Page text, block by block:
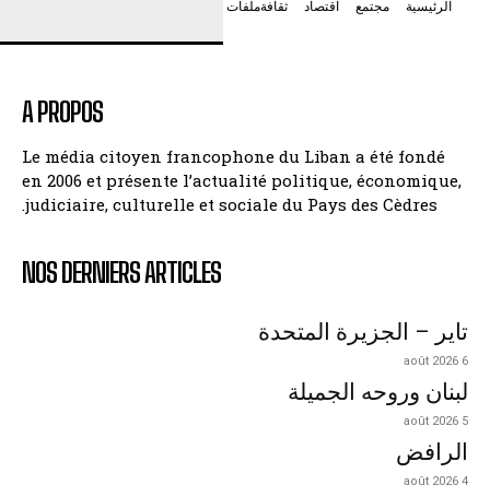
الرئيسية مجتمع اقتصاد ثقافةملفات
A PROPOS
Le média citoyen francophone du Liban a été fondé
en 2006 et présente l’actualité politique, économique,
judiciaire, culturelle et sociale du Pays des Cèdres.
NOS DERNIERS ARTICLES
تاير – الجزيرة المتحدة
6 août 2026
لبنان وروحه الجميلة
5 août 2026
الرافض
4 août 2026